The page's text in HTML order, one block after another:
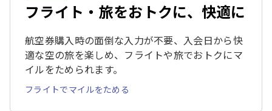
フライト・旅をおトクに、快適に
航空券購入時の面倒な入力が不要、入会日から快
適な空の旅を楽しめ、フライトや旅でおトクにマ
イルをためられます。
フライトでマイルをためる